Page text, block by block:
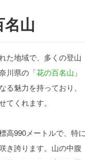
山
た地域で、多くの登山
川県の「花の百名山 」
魅力を持っており、
てくれます。
高990メートルで、特に
き誇ります。山の中腹